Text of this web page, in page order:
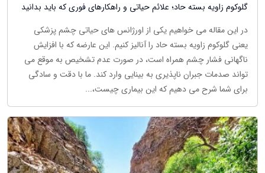
گلوکوم زاویه بسته حاد؛ علائم حیاتی و راهکارهای فوری که باید بدانید
در این مقاله می خواهیم یکی از اورژانس های حیاتی چشم پزشکی
یعنی گلوکوم زاویه بسته حاد را آنالیز کنیم. این عارضه که با افزایش
ناگهانی فشار چشم همراه است، در صورت عدم تشخیص به موقع می
تواند صدمات جبران ناپذیری به بینایی وارد کند. ما با دقت و سادگی
برای شما شرح می دهیم که این بیماری چیست،...